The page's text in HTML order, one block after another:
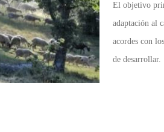
El objetivo
adaptación al
acordes con
de desarrollar.